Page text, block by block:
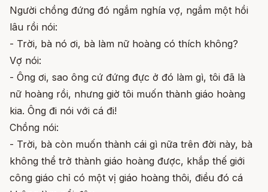
Người chồng đứng đó ngắm nghía vợ, ngắm một hồi
lâu rồi nói:
- Trời, bà nó ơi, bà làm nữ hoàng có thích không?
Vợ nói:
- Ông ơi, sao ông cứ đứng đực ở đó làm gì, tôi đã là
nữ hoàng rồi, nhưng giờ tôi muốn thành giáo hoàng
kia. Ông đi nói với cá đi!
Chồng nói:
- Trời, bà còn muốn thành cái gì nữa trên đời này, bà
không thể trở thành giáo hoàng được, khắp thế giới
công giáo chỉ có một vị giáo hoàng thôi, điều đó cá